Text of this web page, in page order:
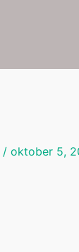
/ oktober 5,